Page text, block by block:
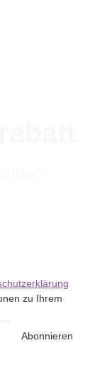
zu Ihrem
Abonnieren